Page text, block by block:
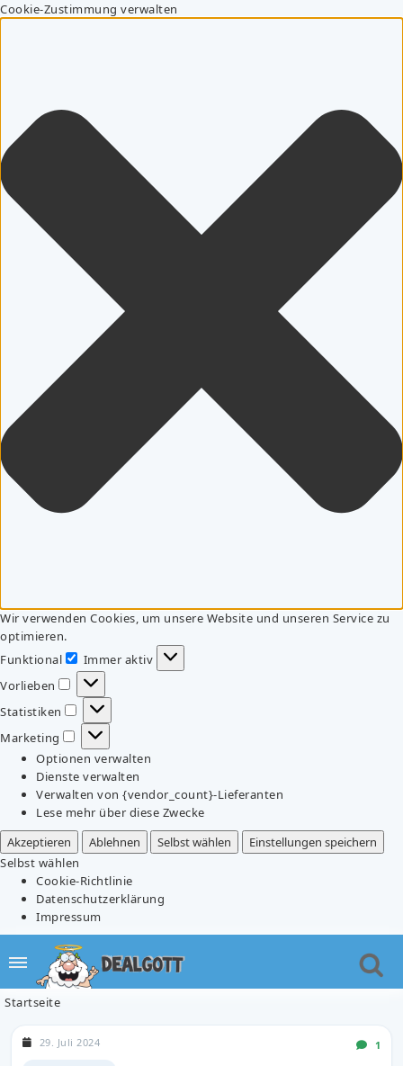
Cookie-Zustimmung verwalten
Wir verwenden Cookies, um unsere Website und unseren Service zu
optimieren.
Funktional
Funktional
Immer aktiv
Vorlieben
Vorlieben
Statistiken
Statistiken
Marketing
Marketing
Optionen verwalten
Dienste verwalten
Verwalten von {vendor_count}-Lieferanten
Lese mehr über diese Zwecke
Akzeptieren
Ablehnen Selbst wählen
Einstellungen speichern
Selbst wählen
Cookie-Richtlinie
Datenschutzerklärung
Impressum
Startseite
29. Juli 2024 1